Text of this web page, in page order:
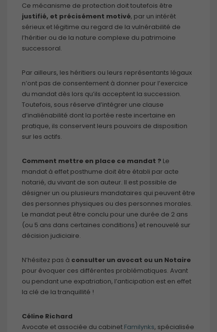
Ce mécanisme de protection doit toutefois être
justifié, et précisément motivé, par un intérêt
sérieux et légitime au regard de la vulnérabilité de
l’héritier ou de la nature complexe du patrimoine
successoral.
Par ailleurs, les héritiers ou leurs représentants légaux
n’ont pas de consentement à donner pour l’exercice
du mandat dès lors qu’ils acceptent la succession.
Toutefois, sous réserve d’intégrer une clause
d’inaliénabilité dont la portée reste incertaine en
pratique, ils conservent leurs pouvoirs de disposition
sur les actifs.
Comment mettre en place ce mandat ? Le
mandat à effet posthume doit être établi par acte
notarié, du vivant de son auteur. Il est possible de
désigner un ou plusieurs mandataires qui peuvent être
des personnes physiques ou des personnes morales.
Le mandat peut être conclu pour une durée de 2 ans
(ou 5 ans dans certaines conditions) et renouvelé sur
décision judiciaire.
N’hésitez pas à consulter un avocat ou un Notaire
pour évoquer ces différentes problématiques. Avant
ou pendant une expatriation, l’anticipation est en effet
la clé de la tranquillité !
Céline Richard
Avocate et associée du cabinet Familynks, spécialisée
visite.
Marketing
vous
augmentez
vos chances
des offres
personnalisés.